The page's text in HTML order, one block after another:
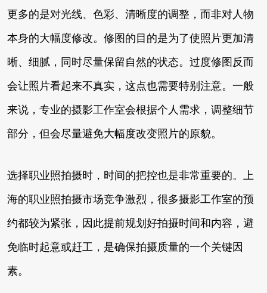
更多的是对光线、色彩、清晰度的调整，而非对人物
本身的大幅度修改。修图的目的是为了使照片更加清
晰、细腻，同时尽量保留自然的状态。过度修图反而
会让照片看起来不真实，这点也需要特别注意。一般
来说，专业的摄影工作室会根据个人需求，调整细节
部分，但会尽量避免大幅度改变照片的原貌。
选择职业照拍摄时，时间的把控也是非常重要的。上
海的职业照拍摄市场竞争激烈，很多摄影工作室的预
约都较为紧张，因此提前规划好拍摄时间和内容，避
免临时起意或赶工，是确保拍摄质量的一个关键因
素。